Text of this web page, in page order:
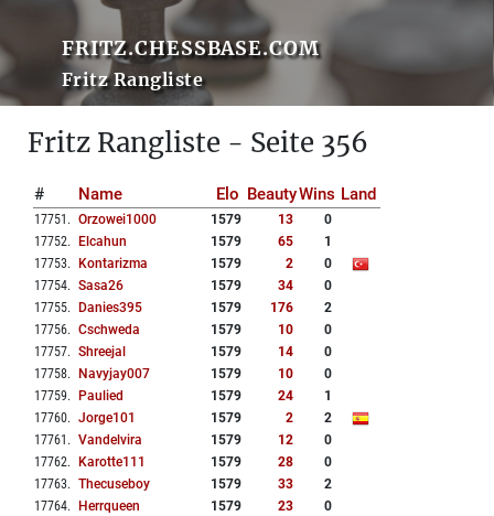
FRITZ.CHESSBASE.COM
Fritz Rangliste
Fritz Rangliste - Seite 356
# Name Elo BeautyWins Land
17751 . Orzowei1000 1579 13
0
17752. Elcahun 1579 65
1
17753. Kontarizma 1579 2
0
17754. Sasa26 1579 34
0
17755. Danies395 1579 176
2
17756. Cschweda 1579 10
0
17757. Shreejal 1579 14
0
17758. Navyjay007 1579 10
0
17759. Paulied 1579 24
1
17760. Jorge101 1579 2
2
17761 . Vandelvira 1579 12
0
17762. Karotte111 1579 28
0
17763. Thecuseboy 1579 33
2
17764. Herrqueen 1579 23
0